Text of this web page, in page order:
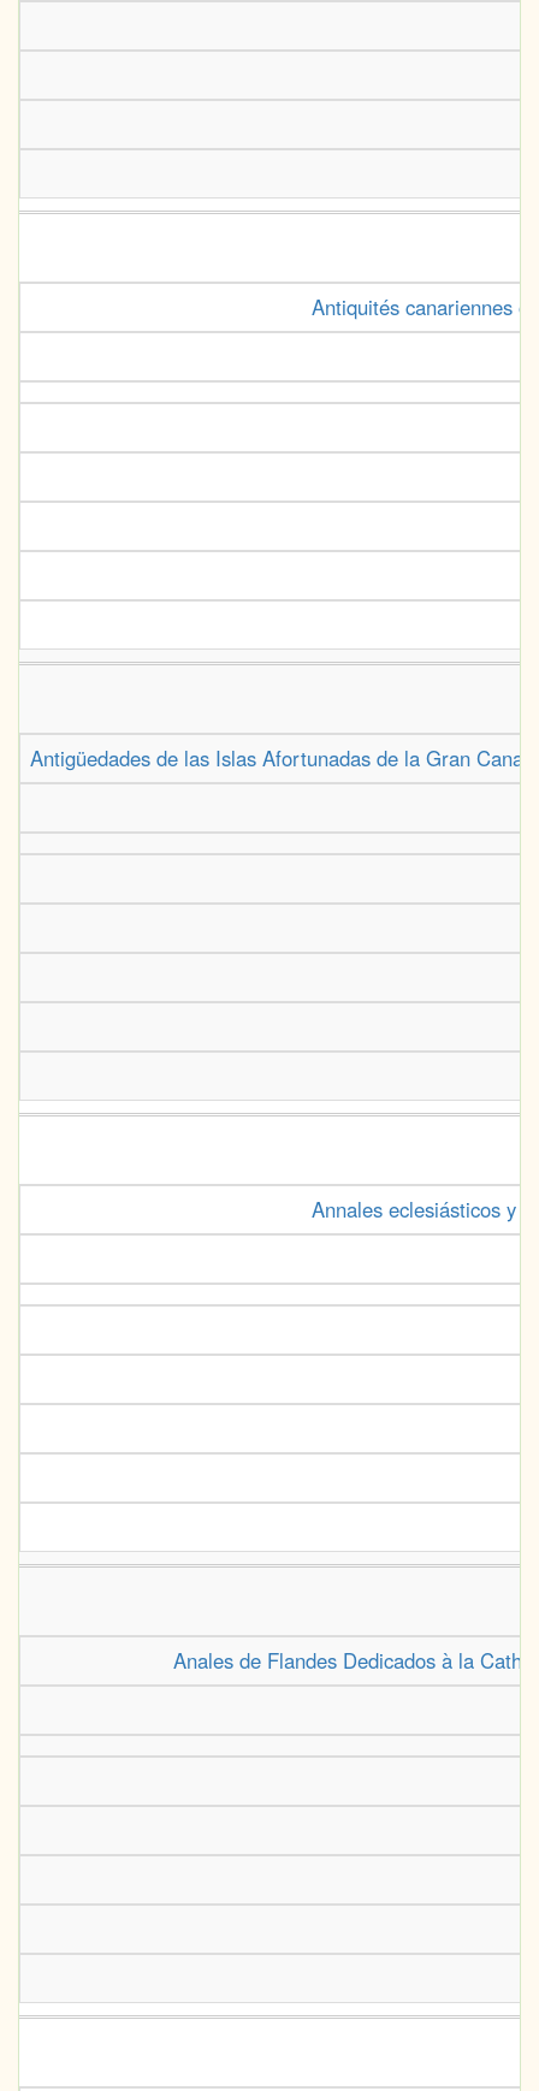
Antiquités canariennes
Antigüedades de las Islas Afortunadas de la Gran
Annales eclesiásticos y
Anales de Flandes Dedicados à la